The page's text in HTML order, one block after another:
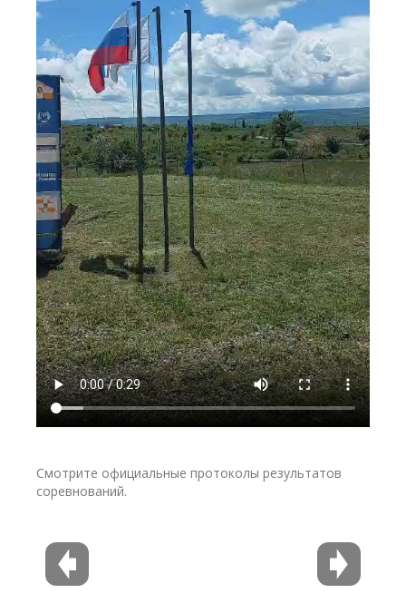
Смотрите официальные протоколы результатов
соревнований.